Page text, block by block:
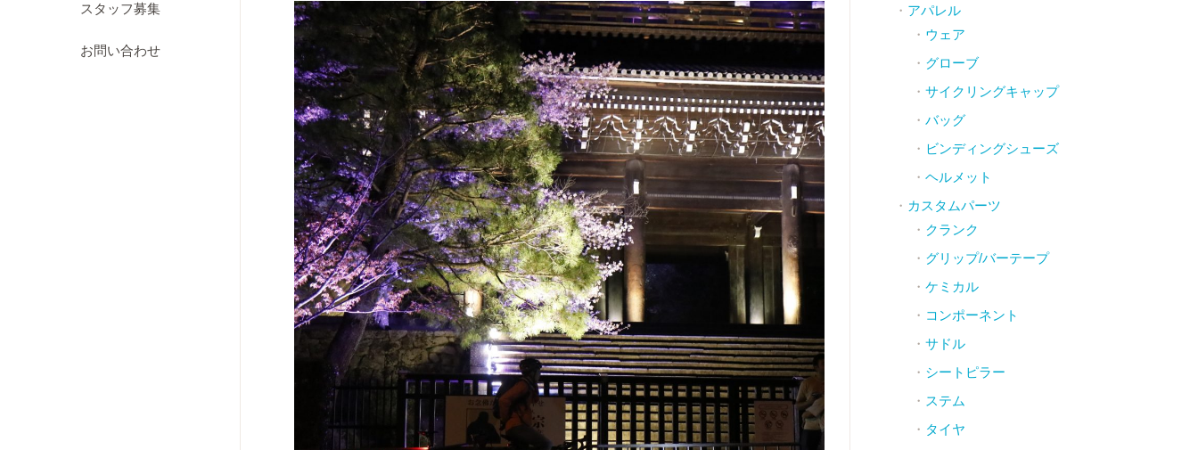
スタッフ募集
お問い合わせ
アパレル
ウェア
グローブ
サイクリングキャップ
バッグ
ビンディングシューズ
ヘルメット
カスタムパーツ
クランク
グリップ/バーテープ
ケミカル
コンポーネント
サドル
シートピラー
ステム
タイヤ